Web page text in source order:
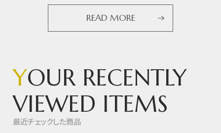
READ MORE
YOUR RECENTLY
VIEWED ITEMS
最近チェックした商品